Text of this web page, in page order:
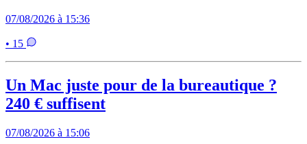
07/08/2026 à 15:36
• 15
Un Mac juste pour de la bureautique ?
240 € suffisent
07/08/2026 à 15:06